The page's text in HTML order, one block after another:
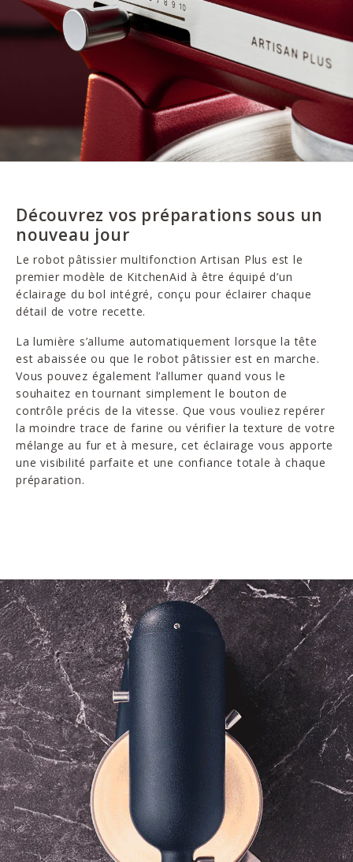
Découvrez vos préparations sous un
nouveau jour
Le robot pâtissier multifonction Artisan Plus est le
premier modèle de KitchenAid à être équipé d’un
éclairage du bol intégré, conçu pour éclairer chaque
détail de votre recette.
La lumière s’allume automatiquement lorsque la tête
est abaissée ou que le robot pâtissier est en marche.
Vous pouvez également l’allumer quand vous le
souhaitez en tournant simplement le bouton de
contrôle précis de la vitesse. Que vous vouliez repérer
la moindre trace de farine ou vérifier la texture de votre
mélange au fur et à mesure, cet éclairage vous apporte
une visibilité parfaite et une confiance totale à chaque
préparation.